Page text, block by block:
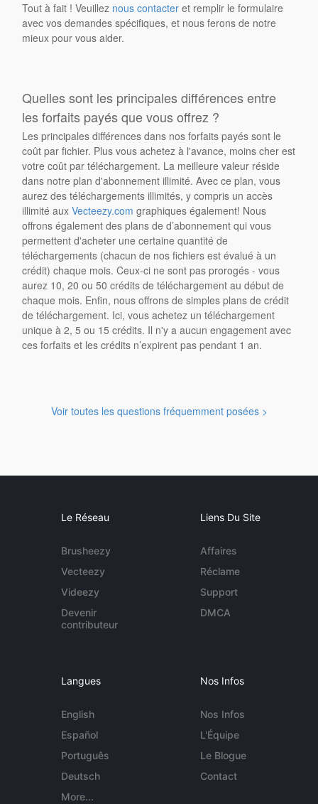
Tout à fait ! Veuillez nous contacter et remplir le formulaire
avec vos demandes spécifiques, et nous ferons de notre
mieux pour vous aider.
Quelles sont les principales différences entre
les forfaits payés que vous offrez ?
Les principales différences dans nos forfaits payés sont le
coût par fichier. Plus vous achetez à l'avance, moins cher est
votre coût par téléchargement. La meilleure valeur réside
dans notre plan d'abonnement illimité. Avec ce plan, vous
aurez des téléchargements illimités, y compris un accès
illimité auxVecteezy.com graphiques également! Nous
offrons également des plans de d’abonnement qui vous
permettent d'acheter une certaine quantité de
téléchargements (chacun de nos fichiers est évalué à un
crédit) chaque mois. Ceux-ci ne sont pas prorogés - vous
aurez 10, 20 ou 50 crédits de téléchargement au début de
chaque mois. Enfin, nous offrons de simples plans de crédit
de téléchargement. Ici, vous achetez un téléchargement
unique à 2, 5 ou 15 crédits. Il n'y a aucun engagement avec
ces forfaits et les crédits n’expirent pas pendant 1 an.
Voir toutes les questions fréquemment posées >
Le Réseau
Brusheezy
Vecteezy
Videezy
Devenir
contributeur
Liens Du Site
Affaires
Réclame
Support
DMCA
Langues
English
Español
Português
Deutsch
More...
Nos Infos
Nos Infos
L'Équipe
Le Blogue
Contact